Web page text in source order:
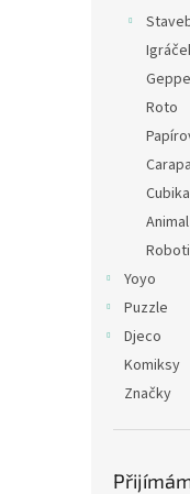
Roto
Cubika
Yoyo
Puzzle
Djeco
Komiksy
Značky